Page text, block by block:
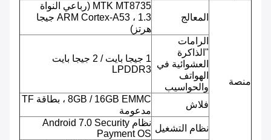
منصة
المعالج
MTK MT8735 (رباعي النواة
ARM Cortex-A53 ، 1.3 جيجا
هرتز)
الرامات
"الذاكرة
العشوائية في
الهواتف
والحواسيب
1 جيجا بايت / 2 جيجا بايت
LPDDR3
فلاش
8GB / 16GB EMMC ، بطاقة TF
مدعومة
نظام التشغيل
نظام Android 7.0 Security
Payment OS